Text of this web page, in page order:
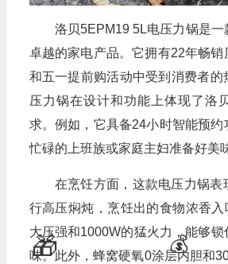
洛贝5EPM19 5L电压力锅是
卓越的家电产品。它拥有22年畅
和五一提前购活动中受到消费者的
压力锅在设计和功能上体现了洛
求。例如，它具备24小时智能预约
忙碌的上班族或家庭主妇准备好美
在烹饪方面，这款电压力锅表
行高压焖炖，烹饪出的食物浓香
大压强和1000W的猛火力，能够
味。此外，蜂窝硬氧0涂层内胆和